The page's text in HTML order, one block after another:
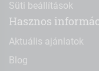
Süti beállítások
Hasznos
Aktuális ajánlatok
Blog